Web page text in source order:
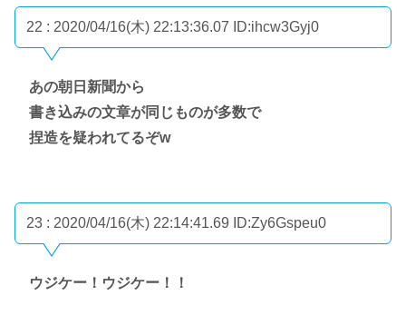
22 : 2020/04/16(木) 22:13:36.07 ID:ihcw3Gyj0
あの朝日新聞から
書き込みの文章が同じものが多数で
捏造を疑われてるぞw
23 : 2020/04/16(木) 22:14:41.69 ID:Zy6Gspeu0
ウジケー！ウジケー！！